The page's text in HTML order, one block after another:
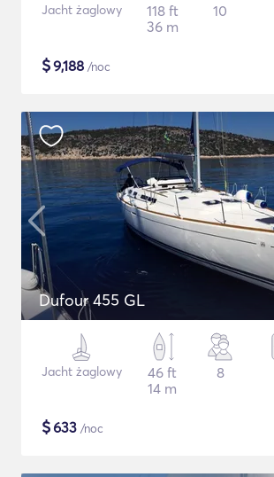
Jacht żaglowy
118 ft
36 m
10
$9,188 /noc
Dufour 455 GL
Jacht żaglowy
46 ft
14 m
8
$633 /noc